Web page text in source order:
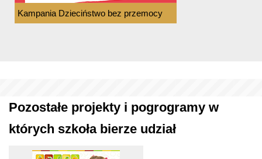
Kampania Dzieciństwo bez przemocy
Pozostałe projekty i pogrogramy w
których szkoła bierze udział